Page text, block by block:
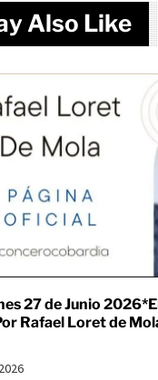
Also Like
27 de Junio
Rafael Loret de